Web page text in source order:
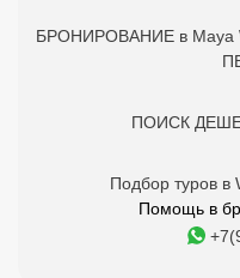
БРОНИРОВАНИЕ в Maya
ПОИСК
Подбор туров в
Помощь в